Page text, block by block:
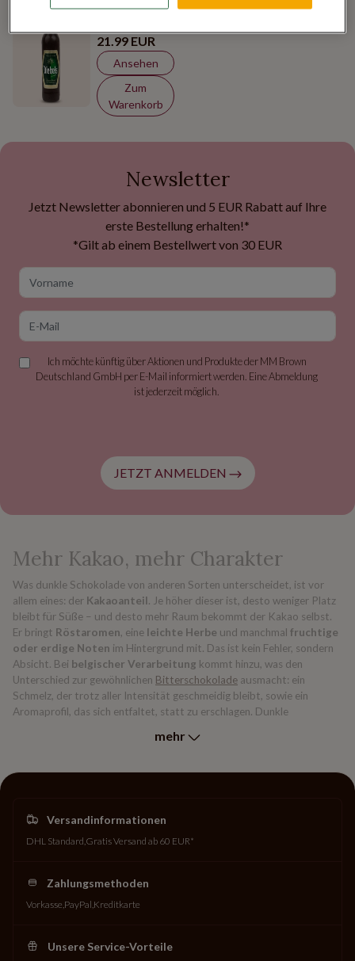
21.99 EUR
Ansehen
Zum
Warenkorb
Newsletter
Jetzt Newsletter abonnieren und 5 EUR Rabatt auf Ihre
erste Bestellung erhalten!*
*Gilt ab einem Bestellwert von 30 EUR
Ich möchte künftig über Aktionen und Produkte der MM Brown
Deutschland GmbH per E-Mail informiert werden. Eine Abmeldung
ist jederzeit möglich.
JETZT ANMELDEN
Mehr Kakao, mehr Charakter
Was dunkle Schokolade von anderen Sorten unterscheidet, ist vor
allem eines: der Kakaoanteil. Je höher dieser ist, desto weniger Platz
bleibt für Süße – und desto mehr Raum bekommt der Kakao selbst.
Er bringt Röstaromen, eine leichte Herbe und manchmal fruchtige
oder erdige Noten im Hintergrund mit. Das ist kein Fehler, sondern
Absicht. Bei belgischer Verarbeitung kommt hinzu, was den
Unterschied zur gewöhnlichen Bitterschokolade ausmacht: ein
Schmelz, der trotz aller Intensität geschmeidig bleibt, sowie ein
Aromaprofil, das sich entfaltet, statt zu erschlagen. Dunkle
Gut für die Sinne – und noch
Dunkle Schokolade genießt einen hervorragenden Ruf. Sie gilt als
„gesündere” Wahlunter den Schokoladensorten – und das nicht
Aufmerksamkeit stehen. Das soll kein Gesundheitsversprechen sein,
aber es schadet nicht, wenn etwas so Gutes auch noch so gut für
Rotwein wird sie zur echten Begleitung und in der Küche – ob als
mehr
Versandinformationen
DHL Standard Gratis Versand ab 60 EUR*
Zahlungsmethoden
Vorkasse PayPal Kreditkarte
Unsere Service-Vorteile